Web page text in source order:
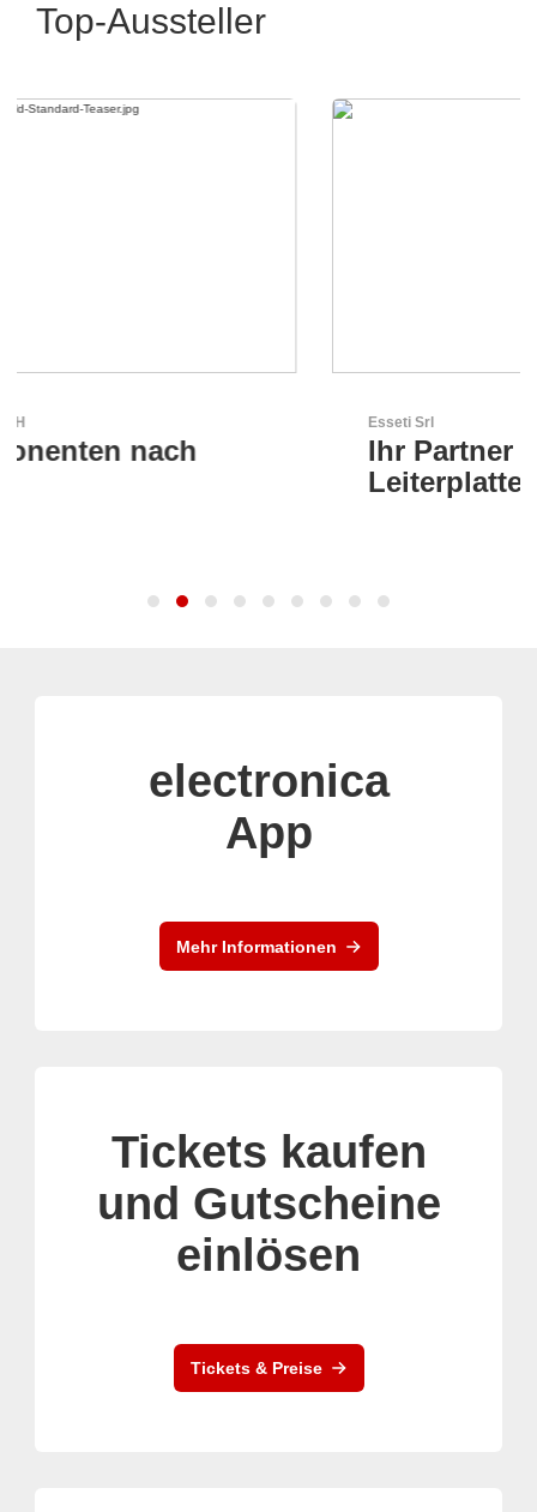
Top-Aussteller
Ihr Partner für High-Tech-
electronica
App
Mehr Informationen
Tickets kaufen
und Gutscheine
einlösen
Tickets & Preise